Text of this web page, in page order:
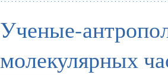
Ученые-
молекулярных